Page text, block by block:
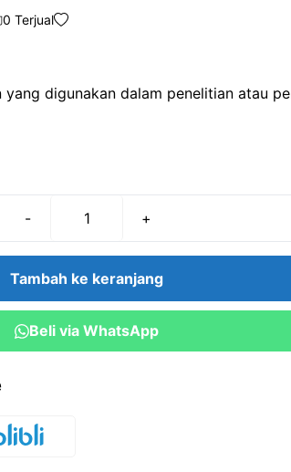
0 Terjual
digunakan dalam penelitian atau
-
Kuantitas
Naphtol
+
Tambah ke keranjang
Beli via WhatsApp